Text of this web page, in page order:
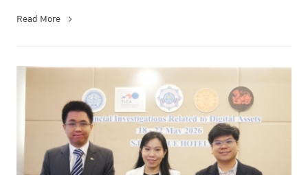
Read More